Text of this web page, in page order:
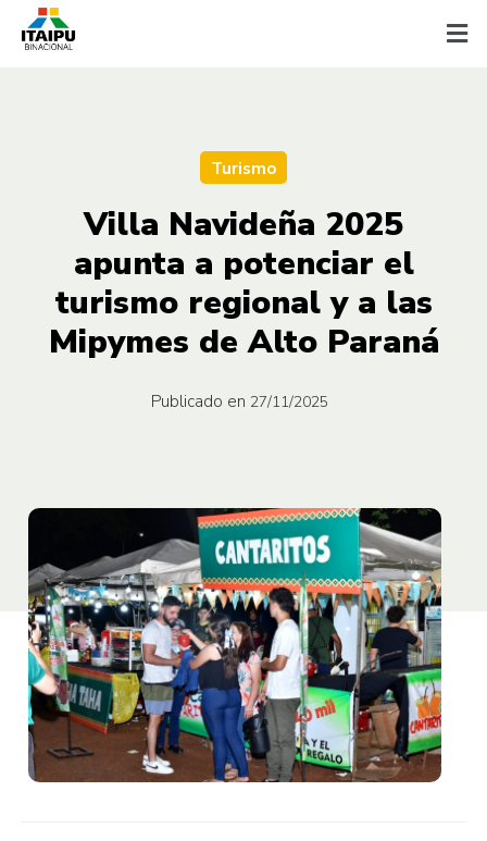
Turismo
Villa Navideña 2025
apunta a potenciar el
turismo regional y a las
Mipymes de Alto Paraná
Publicado en 27/11/2025